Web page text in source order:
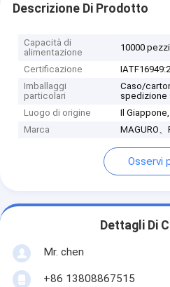
Descrizione Di Prodotto
Capacità di
alimentazione
10000
Certificazione
Imballaggi
particolari
Caso/
spedizione
Luogo di origine
Il
Marca
MAGURO
Osservi
Dettagli Di
Mr. chen
+86 13808867515